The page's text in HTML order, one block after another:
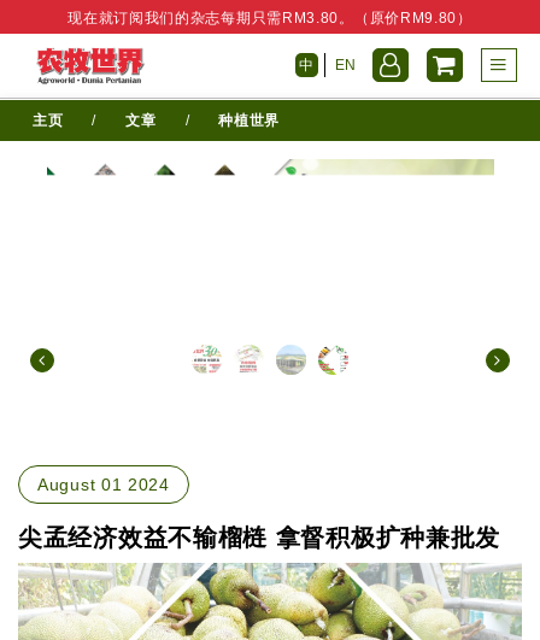
现在就订阅我们的杂志每期只需RM3.80。（原价RM9.80）
中 EN
主页 / 文章 / 种植世界
August 01 2024
尖孟经济效益不输榴梿 拿督积极扩种兼批发